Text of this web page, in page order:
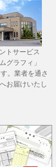
トサービス
グラフィ」
。業者を通さ
お届けいたし